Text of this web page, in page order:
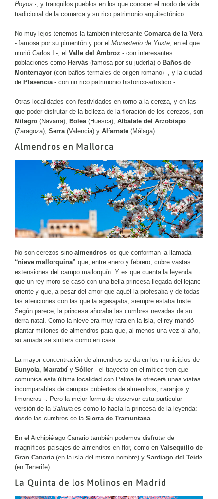
Hoyos -, y tranquilos pueblos en los que conocer el modo de vida
tradicional de la comarca y su rico patrimonio arquitectónico.
No muy lejos tenemos la también interesante Comarca de la Vera
- famosa por su pimentón y por el Monasterio de Yuste, en el que
murió Carlos I -, el Valle del Ambroz - con interesantes
poblaciones como Hervás (famosa por su judería) o Baños de
Montemayor (con baños termales de origen romano) -, y la ciudad
de Plasencia- con un rico patrimonio histórico-artístico -.
Otras localidades con festividades en torno a la cereza, y en las
que poder disfrutar de la belleza de la floración de los cerezos, son
Milagro (Navarra), Bolea(Huesca), Albalate del Arzobispo
(Zaragoza), Serra(Valencia) y Alfarnate (Málaga).
Almendros en Mallorca
No son cerezos sino almendros los que conforman la llamada
“nieve mallorquina” que, entre enero y febrero, cubre vastas
extensiones del campo mallorquín. Y es que cuenta la leyenda
que un rey moro se casó con una bella princesa llegada del lejano
oriente y que, a pesar del amor que aquél la profesaba y de todas
las atenciones con las que la agasajaba, siempre estaba triste.
Según parece, la princesa añoraba las cumbres nevadas de su
tierra natal. Como la nieve era muy rara en la isla, el rey mandó
plantar millones de almendros para que, al menos una vez al año,
su amada se sintiera como en casa.
La mayor concentración de almendros se da en los municipios de
Bunyola, Marratxí y Sóller - el trayecto en el mítico tren que
comunica esta última localidad con Palma te ofrecerá unas vistas
incomparables de campos cubiertos de almendros, naranjos y
limoneros -. Pero la mejor forma de observar esta particular
versión de la Sakura es como lo hacía la princesa de la leyenda:
desde las cumbres de la Sierra de Tramuntana.
En el Archipiélago Canario también podemos disfrutar de
magníficos paisajes de almendros en flor, como en Valsequillo de
Gran Canaria(en la isla del mismo nombre) y Santiago del Teide
(en Tenerife).
La Quinta de los Molinos en Madrid